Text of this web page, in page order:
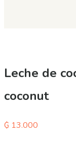
Leche de
coconut
₲ 13.000